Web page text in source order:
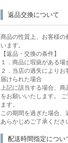
返品交換について
商品の性質上、お客様の
います。
【返品・交換の条件】
１．商品に瑕疵がある場
２．当店の過失により
届けられた場合
上記に該当する場合、
をお願いいたします。
ます。
この期間を過ぎた場合、
あらかじめご了承くださ
配送時間指定につい